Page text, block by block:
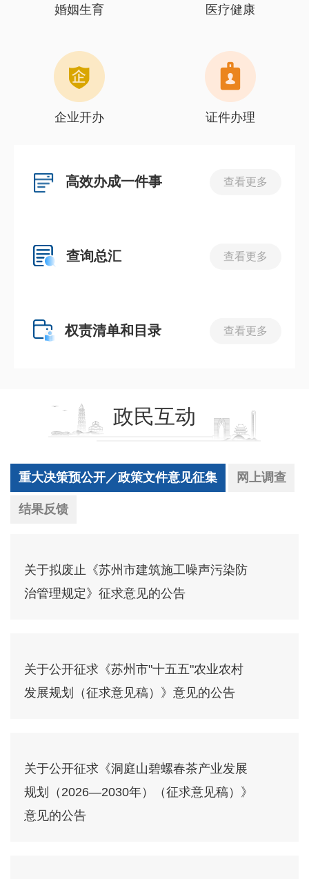
婚姻生育 医疗健康
企业开办 证件办理
高效办成一件事 查看更多
查询总汇 查看更多
权责清单和目录 查看更多
政民互动
重大决策预公开／政策文件意见征集 网上调查
结果反馈
关于拟废止《苏州市建筑施工噪声污染防
治管理规定》征求意见的公告
关于公开征求《苏州市"十五五"农业农村
发展规划（征求意见稿）》意见的公告
关于公开征求《洞庭山碧螺春茶产业发展
规划（2026—2030年）（征求意见稿）》
意见的公告